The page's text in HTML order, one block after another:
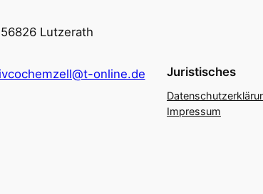
56826 Lutzerath
online.de Juristisches
Impressum